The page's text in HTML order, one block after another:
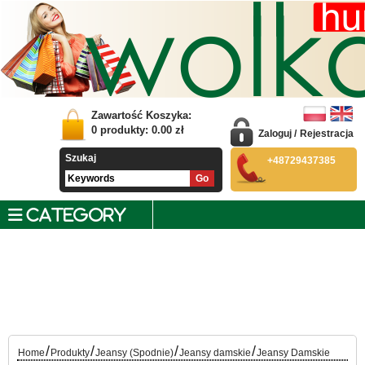
Zawartość Koszyka:
0 produkty: 0.00 zł
Szukaj
Zaloguj / Rejestracja
+48729437385
CATEGORY
Home/ Produkty/Jeansy (Spodnie)/Jeansy damskie/Jeansy Damskie